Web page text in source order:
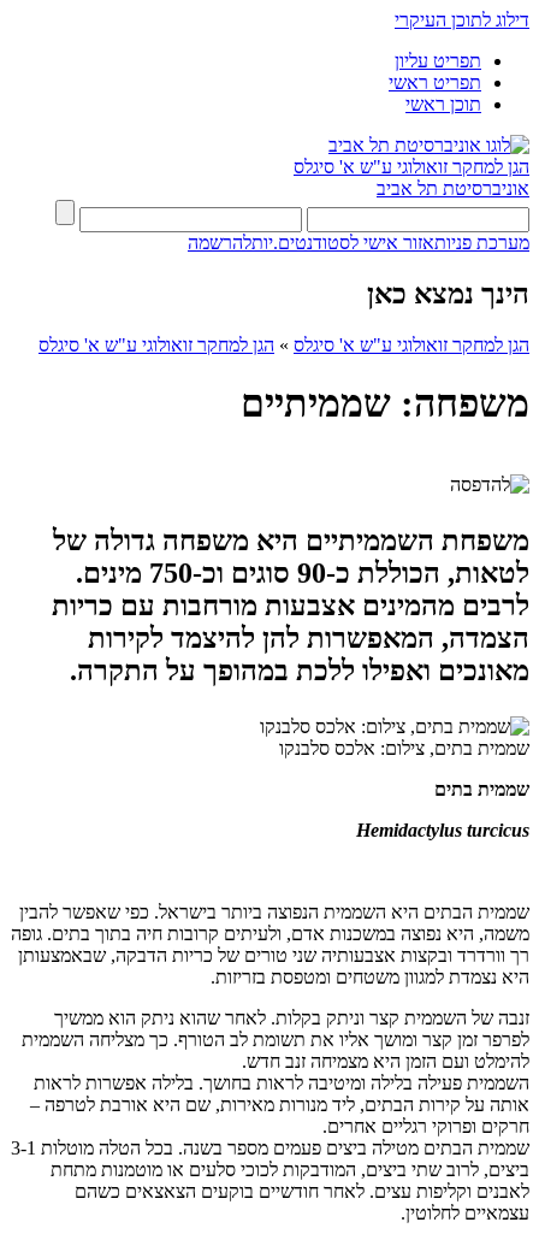
דילוג לתוכן העיקרי
תפריט עליון
תפריט ראשי
תוכן ראשי
הגן למחקר זואולוגי ע"ש א' סיגלס
אוניברסיטת תל אביב
מערכת פניותאזור אישי לסטודנטים.יותלהרשמה
הינך נמצא כאן
הגן למחקר זואולוגי ע"ש א' סיגלס » הגן למחקר זואולוגי ע"ש א' סיגלס
משפחה: שממיתיים
משפחת השממיתיים היא משפחה גדולה של
לטאות, הכוללת כ-90 סוגים וכ-750 מינים.
לרבים מהמינים אצבעות מורחבות עם כריות
הצמדה, המאפשרות להן להיצמד לקירות
מאונכים ואפילו ללכת במהופך על התקרה.
שממית בתים, צילום: אלכס סלבנקו
שממית בתים
Hemidactylus turcicus
שממית הבתים היא השממית הנפוצה ביותר בישראל. כפי שאפשר להבין
משמה, היא נפוצה במשכנות אדם, ולעיתים קרובות חיה בתוך בתים. גופה
רך וורדרד ובקצות אצבעותיה שני טורים של כריות הדבקה, שבאמצעותן
היא נצמדת למגוון משטחים ומטפסת בזריזות.
זנבה של השממית קצר וניתק בקלות. לאחר שהוא ניתק הוא ממשיך
לפרפר זמן קצר ומושך אליו את תשומת לב הטורף. כך מצליחה השממית
להימלט ועם הזמן היא מצמיחה זנב חדש.
השממית פעילה בלילה ומיטיבה לראות בחושך. בלילה אפשרות לראות
אותה על קירות הבתים, ליד מנורות מאירות, שם היא אורבת לטרפה –
חרקים ופרוקי רגליים אחרים.
שממית הבתים מטילה ביצים פעמים מספר בשנה. בכל הטלה מוטלות 3-1
ביצים, לרוב שתי ביצים, המודבקות לכוכי סלעים או מוטמנות מתחת
לאבנים וקליפות עצים. לאחר חודשיים בוקעים הצאצאים כשהם
עצמאיים לחלוטין.